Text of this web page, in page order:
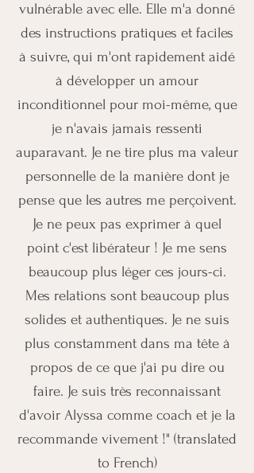
vulnérable avec elle. Elle m'a donné
des instructions pratiques et faciles
à suivre, qui m'ont rapidement aidé
à développer un amour
inconditionnel pour moi-même, que
je n'avais jamais ressenti
auparavant. Je ne tire plus ma valeur
personnelle de la manière dont je
pense que les autres me perçoivent.
Je ne peux pas exprimer à quel
point c'est libérateur ! Je me sens
beaucoup plus léger ces jours-ci.
Mes relations sont beaucoup plus
solides et authentiques. Je ne suis
plus constamment dans ma tête à
propos de ce que j'ai pu dire ou
faire. Je suis très reconnaissant
d'avoir Alyssa comme coach et je la
recommande vivement !" (translated
to French)